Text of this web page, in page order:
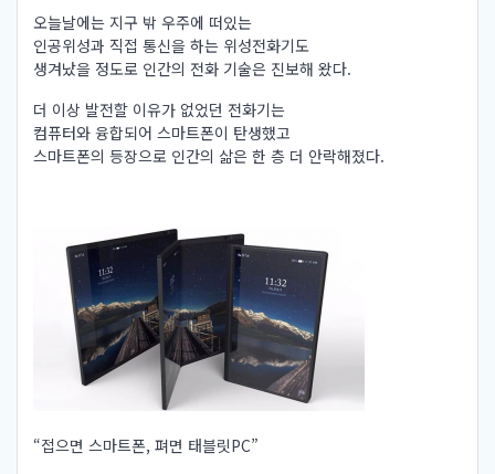
오늘날에는 지구 밖 우주에 떠있는
인공위성과 직접 통신을 하는 위성전화기도
생겨났을 정도로 인간의 전화 기술은 진보해 왔다.
더 이상 발전할 이유가 없었던 전화기는
컴퓨터와 융합되어 스마트폰이 탄생했고
스마트폰의 등장으로 인간의 삶은 한 층 더 안락해졌다.
“접으면 스마트폰, 펴면 태블릿PC”